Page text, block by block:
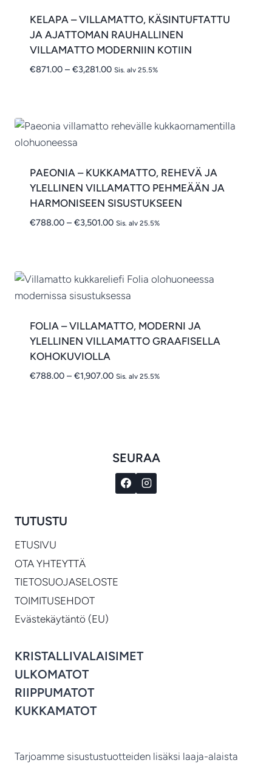
KELAPA – VILLAMATTO, KÄSINTUFTATTU
JA AJATTOMAN RAUHALLINEN
VILLAMATTO MODERNIIN KOTIIN
€871.00 – €3,281.00Hintaluokka:
Sis. alv 25.5%
PAEONIA – KUKKAMATTO, REHEVÄ JA
YLELLINEN VILLAMATTO PEHMEÄÄN JA
HARMONISEEN SISUSTUKSEEN
€788.00 – €3,501.00Hintaluokka:
Sis. alv 25.5%
FOLIA – VILLAMATTO, MODERNI JA
YLELLINEN VILLAMATTO GRAAFISELLA
KOHOKUVIOLLA
€788.00 – €1,907.00Hintaluokka:
Sis. alv 25.5%
SEURAA
TUTUSTU
ETUSIVU
OTA YHTEYTTÄ
TIETOSUOJASELOSTE
TOIMITUSEHDOT
Evästekäytäntö (EU)
KRISTALLIVALAISIMET
ULKOMATOT
RIIPPUMATOT
KUKKAMATOT
Tarjoamme sisustustuotteiden lisäksi laaja-alaista